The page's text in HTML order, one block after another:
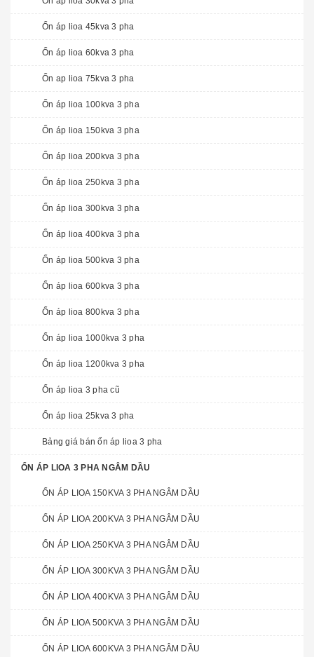
Ổn áp lioa 45kva 3 pha
Ổn áp lioa 60kva 3 pha
Ổn ap lioa 75kva 3 pha
Ổn áp lioa 100kva 3 pha
Ổn áp lioa 150kva 3 pha
Ổn áp lioa 200kva 3 pha
Ổn áp lioa 250kva 3 pha
Ổn áp lioa 300kva 3 pha
Ổn áp lioa 400kva 3 pha
Ổn áp lioa 500kva 3 pha
Ổn áp lioa 600kva 3 pha
Ổn áp lioa 800kva 3 pha
Ổn áp lioa 1000kva 3 pha
Ổn áp lioa 1200kva 3 pha
Ổn áp lioa 3 pha cũ
Ổn áp lioa 25kva 3 pha
Bảng giá bán ổn áp lioa 3 pha
ỔN ÁP LIOA 3 PHA NGÂM DẦU
ỔN ÁP LIOA 150KVA 3 PHA NGÂM DẦU
ỔN ÁP LIOA 200KVA 3 PHA NGÂM DẦU
ỔN ÁP LIOA 250KVA 3 PHA NGÂM DẦU
ỔN ÁP LIOA 300KVA 3 PHA NGÂM DẦU
ỔN ÁP LIOA 400KVA 3 PHA NGÂM DẦU
ỔN ÁP LIOA 500KVA 3 PHA NGÂM DẦU
ỔN ÁP LIOA 600KVA 3 PHA NGÂM DẦU